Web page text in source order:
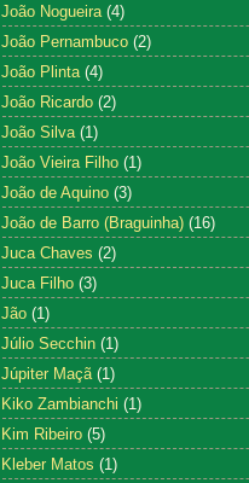
João Nogueira (4)
João Pernambuco (2)
João Plinta (4)
João Ricardo (2)
João Silva (1)
João Vieira Filho (1)
João de Aquino (3)
João de Barro (Braguinha) (16)
Juca Chaves (2)
Juca Filho (3)
Jão (1)
Júlio Secchin (1)
Júpiter Maçã (1)
Kiko Zambianchi (1)
Kim Ribeiro (5)
Kleber Matos (1)